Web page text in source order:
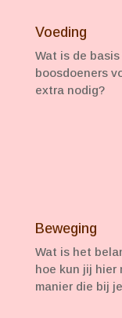
Voeding
Wat is de
boosdoeners
extra nodig?
Beweging
Wat is het
hoe kun jij hier
manier die bij